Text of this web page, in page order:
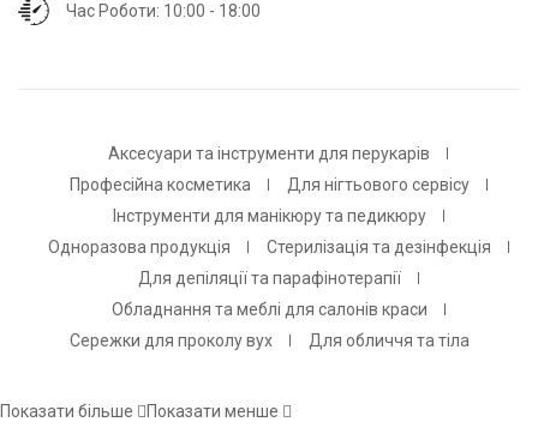
Час Роботи: 10:00 - 18:00
Аксесуари та інструменти для перукарів
Професійна косметика
Для нігтьового сервісу
Інструменти для манікюру та педикюру
Одноразова продукція
Стерилізація та дезінфекція
Для депіляції та парафінотерапії
Обладнання та меблі для салонів краси
Сережки для проколу вух
Для обличчя та тіла
Показати більше Показати менше